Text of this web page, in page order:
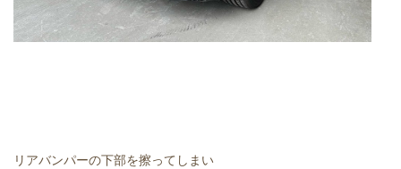
リアバンパーの下部を擦ってしまい